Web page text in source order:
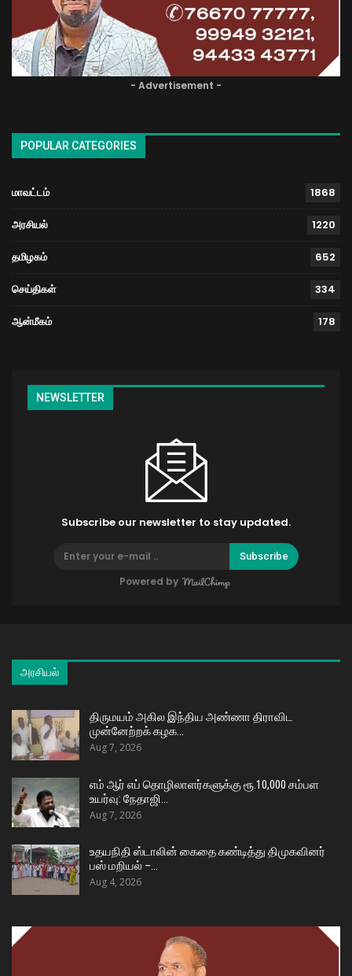
- Advertisement -
POPULAR CATEGORIES
மாவட்டம் 1868
அரசியல் 1220
தமிழகம் 652
செய்திகள் 334
ஆன்மீகம் 178
NEWSLETTER
Subscribe our newsletter to stay updated.
Subscribe
Powered by
அரசியல்
திருமயம் அகில இந்திய அண்ணா திராவிட
முன்னேற்றக் கழக…
Aug 7, 2026
எம் ஆர் எப் தொழிலாளர்களுக்கு ரூ.10,000 சம்பள
உயர்வு: நேதாஜி…
Aug 7, 2026
உதயநிதி ஸ்டாலின் கைதை கண்டித்து திமுகவினர்
பஸ் மறியல் –…
Aug 4, 2026